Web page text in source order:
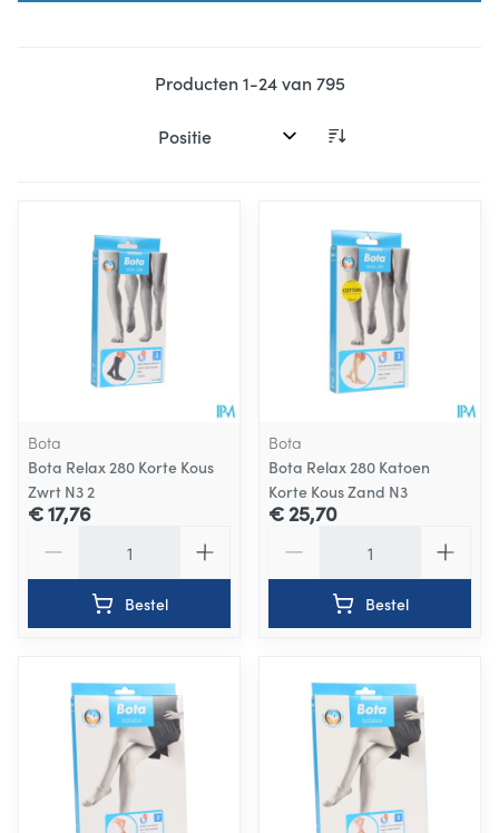
Producten1-24van795
Sorteer op:
Bota
Bota Relax 280 Korte Kous
Zwrt N3 2
€ 17,76
Bestel
Bota
Bota Relax 280 Katoen
Korte Kous Zand N3
€ 25,70
Bestel